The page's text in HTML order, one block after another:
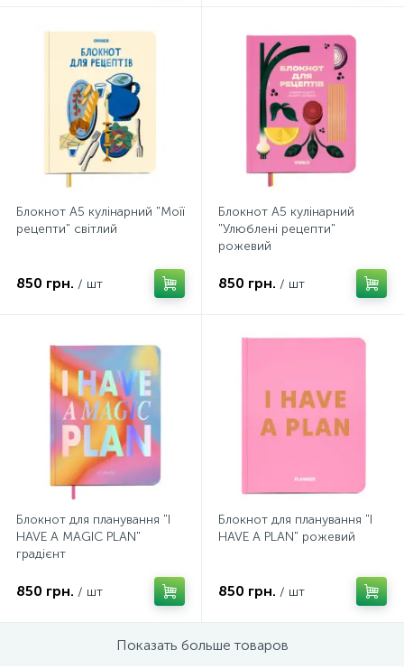
Блокнот А5 кулінарний "Моїї
рецепти" світлий
850 грн. / шт
Блокнот А5 кулінарний
"Улюблені рецепти"
рожевий
850 грн. / шт
Блокнот для планування "I
HAVE A MAGIC PLAN"
градієнт
850 грн. / шт
Блокнот для планування "I
HAVE A PLAN" рожевий
850 грн. / шт
Показать больше товаров